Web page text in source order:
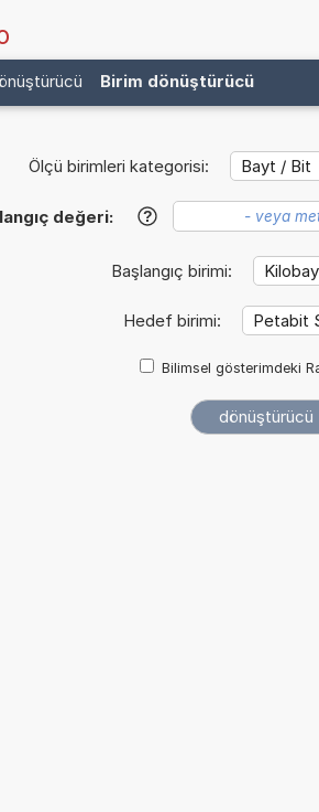
Birim dönüştürücü
Ölçü birimleri kategorisi:
değeri: ?
Başlangıç birimi:
Hedef birimi:
Bilimsel gösterimdeki